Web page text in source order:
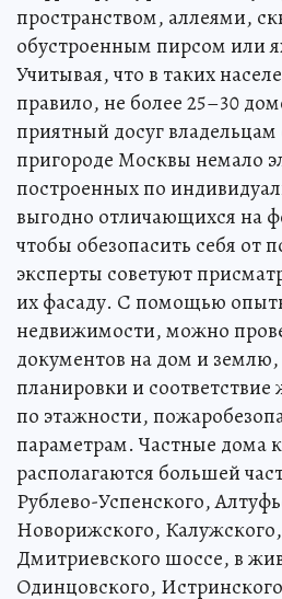
пространством, аллеями,
обустроенным пирсом или
Учитывая, что в таких
правило, не более 25–30
приятный досуг
пригороде Москвы немало
построенных по
выгодно отличающихся на
чтобы обезопасить себя от
эксперты советуют
их фасаду. С помощью
недвижимости, можно
документов на дом и землю,
планировки и
по этажности,
параметрам. Частные дома
располагаются большей
Рублево-Успенского,
Новорижского,
Дмитриевского шоссе, в
Одинцовского,